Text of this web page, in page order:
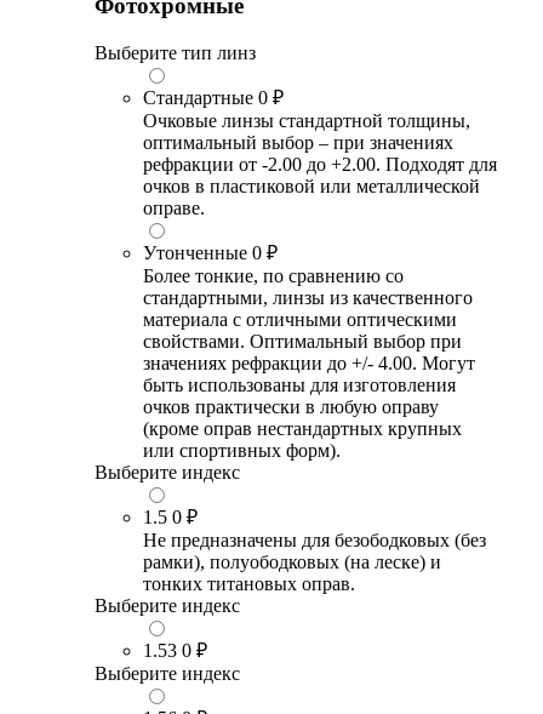
Фотохромные
Выберите тип линз
Стандартные 0 ₽
Очковые линзы стандартной толщины,
оптимальный выбор – при значениях
рефракции от -2.00 до +2.00. Подходят для
очков в пластиковой или металлической
оправе.
Утонченные 0 ₽
Более тонкие, по сравнению со
стандартными, линзы из качественного
материала с отличными оптическими
свойствами. Оптимальный выбор при
значениях рефракции до +/- 4.00. Могут
быть использованы для изготовления
очков практически в любую оправу
(кроме оправ нестандартных крупных
или спортивных форм).
Выберите индекс
1.5 0 ₽
Не предназначены для безободковых (без
рамки), полуободковых (на леске) и
тонких титановых оправ.
Выберите индекс
1.53 0 ₽
Выберите индекс